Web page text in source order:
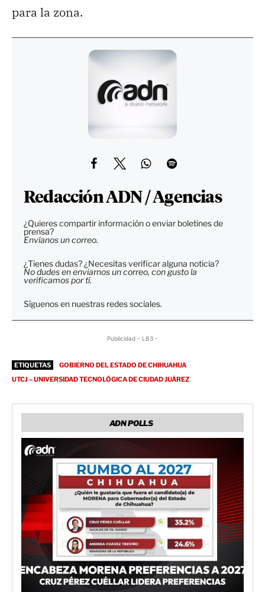
para la zona.
Redacción ADN / Agencias
¿Quieres compartir información o enviar boletines de
prensa?
Envíanos un correo.
¿Tienes dudas? ¿Necesitas verificar alguna noticia?
No dudes en enviarnos un correo, con gusto la
verificamos por tí.
Síguenos en nuestras redes sociales.
Publicidad - LB3 -
ETIQUETAS
GOBIERNO DEL ESTADO DE CHIHUAHUA
UTCJ – UNIVERSIDAD TECNOLÓGICA DE CIUDAD JUÁREZ
ADN POLLS